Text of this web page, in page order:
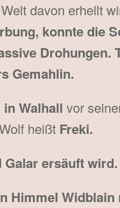
davon erhellt
konnte die
Drohungen.
Gemahlin.
Walhall vor
heißt Freki.
Galar ersäuft
Himmel Widblain